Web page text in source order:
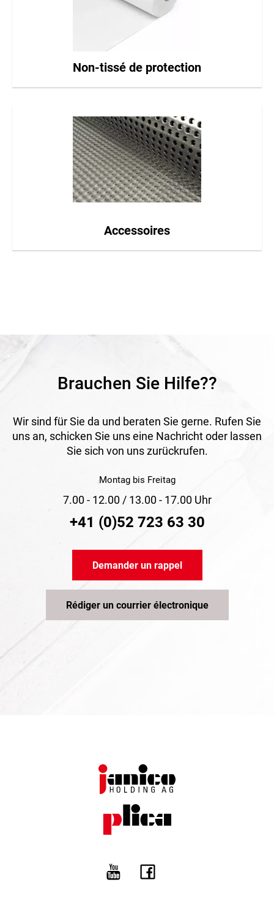
Non-tissé de protection
Accessoires
Brauchen Sie Hilfe??
Wir sind für Sie da und beraten Sie gerne. Rufen Sie
uns an, schicken Sie uns eine Nachricht oder lassen
Sie sich von uns zurückrufen.
Montag bis Freitag
7.00 - 12.00 / 13.00 - 17.00 Uhr
+41 (0)52 723 63 30
Demander un rappel
Rédiger un courrier électronique